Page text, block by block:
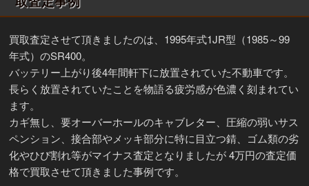
買取査定させて頂きましたのは、1995年式1JR型（1985～99
年式）のSR400。
バッテリー上がり後4年間軒下に放置されていた不動車です。
長らく放置されていたことを物語る疲労感が色濃く刻まれてい
ます。
カギ無し、要オーバーホールのキャブレター、圧縮の弱いサス
ペンション、接合部やメッキ部分に特に目立つ錆、ゴム類の劣
化やひび割れ等がマイナス査定となりましたが 4万円の査定価
格で買取させて頂きました事例です。